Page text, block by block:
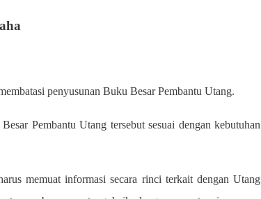
penyusunan Buku Besar Pembantu Utang.
Pembantu Utang tersebut sesuai dengan kebutuhan
memuat informasi secara rinci terkait dengan Utang